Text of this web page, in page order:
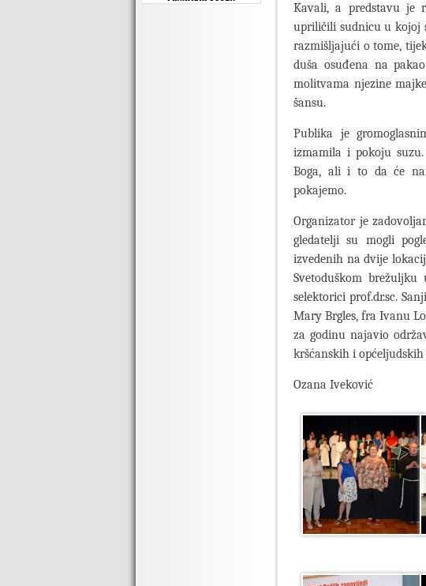
Kavali, a predstavu je
upriličili sudnicu u kojoj
razmišljajući o tome,
duša osuđena na
molitvama njezine
šansu.
Publika je
izmamila i pokoju
Boga, ali i to da će
pokajemo.
Organizator je
gledatelji su mogli
izvedenih na dvije
Svetoduškom
selektorici prof.dr.sc.
Mary Brgles, fra Ivanu
za godinu najavio
kršćanskih i
Ozana Iveković